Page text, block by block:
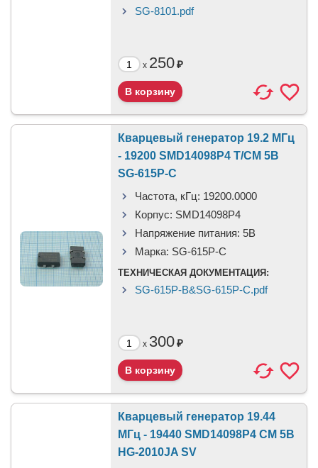
SG-8101.pdf
x 250₽
Кварцевый генератор 19.2 МГц
- 19200 SMD14098P4 T/CM 5В
SG-615P-C
Частота, кГц: 19200.0000
Корпус: SMD14098P4
Напряжение питания: 5В
Марка: SG-615P-C
ТЕХНИЧЕСКАЯ ДОКУМЕНТАЦИЯ:
SG-615P-B&SG-615P-C.pdf
x 300₽
Кварцевый генератор 19.44
МГц - 19440 SMD14098P4 CM 5В
HG-2010JA SV